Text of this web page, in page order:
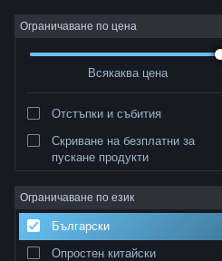
Вписване
Относно
Поддръжка
Ограничаване по цена
Всякаква цена
Отстъпки и събития
Скриване на безплатни за
пускане продукти
Ограничаване по език
Български
Опростен китайски
Разработчик: THETABLE Z
Сортиране по Съответстване